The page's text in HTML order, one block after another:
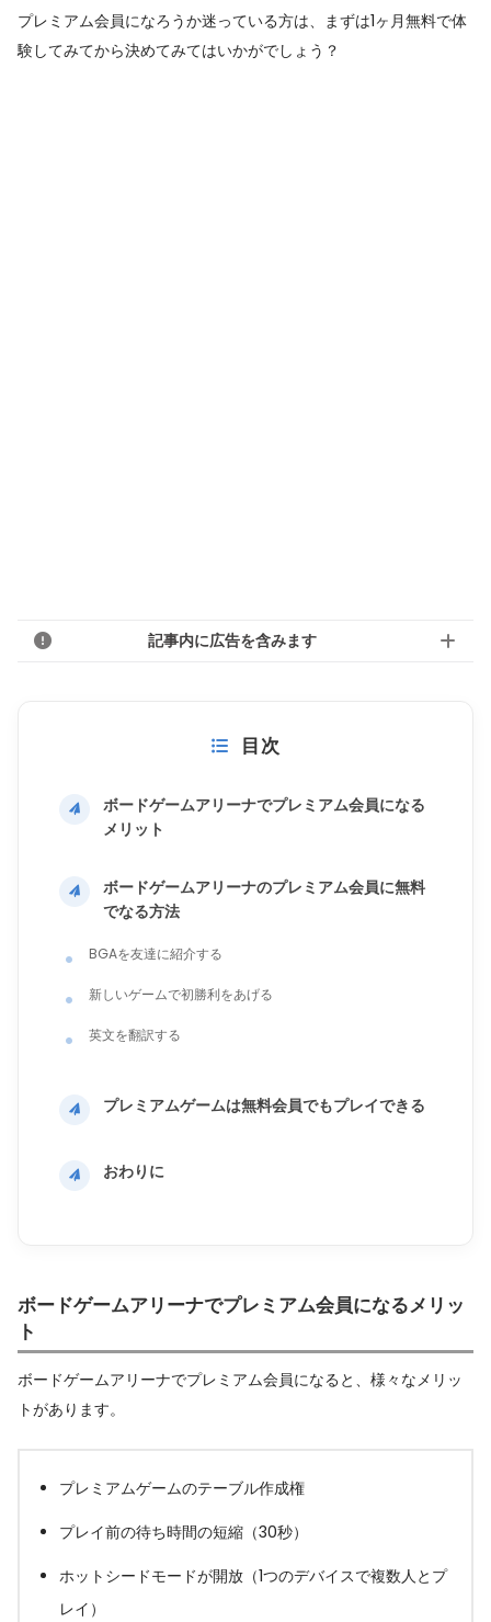
プレミアム会員になろうか迷っている方は、まずは1ヶ月無料で体
験してみてから決めてみてはいかがでしょう？
記事内に広告を含みます
目次
ボードゲームアリーナでプレミアム会員になる
メリット
ボードゲームアリーナのプレミアム会員に無料
でなる方法
BGAを友達に紹介する
新しいゲームで初勝利をあげる
英文を翻訳する
プレミアムゲームは無料会員でもプレイできる
おわりに
ボードゲームアリーナでプレミアム会員になるメリッ
ト
ボードゲームアリーナでプレミアム会員になると、様々なメリッ
トがあります。
プレミアムゲームのテーブル作成権
プレイ前の待ち時間の短縮（30秒）
ホットシードモードが開放（1つのデバイスで複数人とプ
レイ）